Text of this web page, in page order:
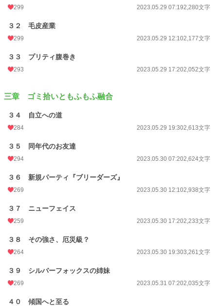
299 2023.05.29 07:192,280文字
３２ 毛皮産業
299 2023.05.29 12:102,177文字
３３ プリティ腹巻き
293 2023.05.29 17:202,052文字
三章 ゴミ拾いともふもふ融合
３４ 自立への道
284 2023.05.29 19:302,613文字
３５ 同年代のお友達
294 2023.05.30 07:202,624文字
３６ 新規パーティ『ブリーダーズ』
269 2023.05.30 12:102,938文字
３７ ニューフェイス
259 2023.05.30 17:202,233文字
３８ その強さ、厄災級？
264 2023.05.30 19:303,261文字
３９ シルバーフォックスの姉妹
269 2023.05.31 07:202,035文字
４０ 傾国へと至る